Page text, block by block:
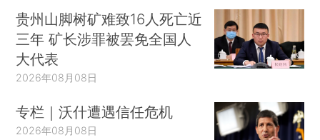
贵州山脚树矿难致16人死亡近
三年 矿长涉罪被罢免全国人
大代表
2026年08月08日
专栏｜沃什遭遇信任危机
2026年08月08日